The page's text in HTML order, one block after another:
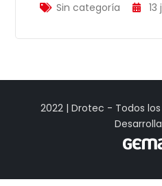
Sin categoría
2022 | Drotec - Todos